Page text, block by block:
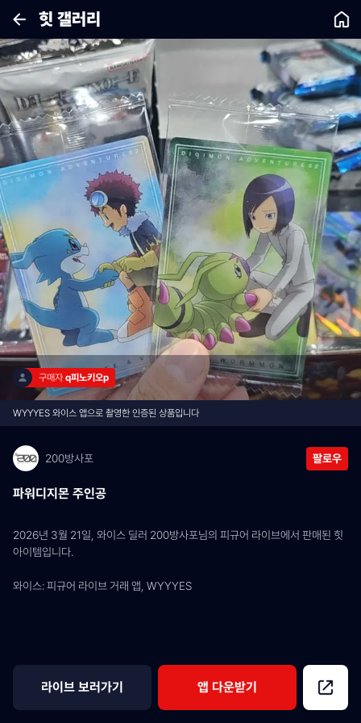
힛 갤러리
구매자 q피노키오p
WYYYES 와이스 앱으로 촬영한 인증된 상품입니다
200방사포 팔로우
파워디지몬 주인공
2026년 3월 21일, 와이스 딜러 200방사포님의 피규어 라이브에서 판매된 힛
아이템입니다.
와이스: 피규어 라이브 거래 앱, WYYYES
라이브 보러가기 앱 다운받기